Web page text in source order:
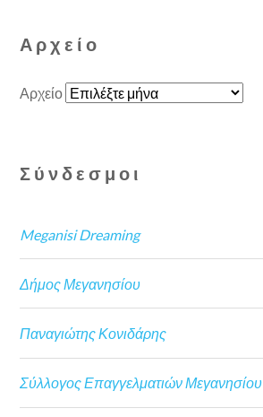
Αρχείο
Αρχείο
Σύνδεσμοι
Meganisi Dreaming
Δήμος Μεγανησίου
Παναγιώτης Κονιδάρης
Σύλλογος Επαγγελματιών Μεγανησίου